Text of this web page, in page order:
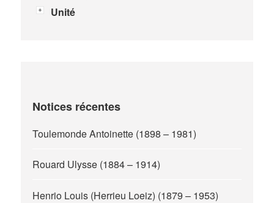
Unité
Notices récentes
Toulemonde Antoinette (1898 – 1981)
Rouard Ulysse (1884 – 1914)
Henrio Louis (Herrieu Loeiz) (1879 – 1953)